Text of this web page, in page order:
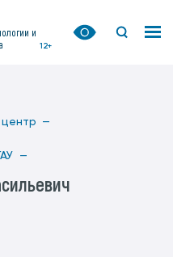
и
12+
центр —
—